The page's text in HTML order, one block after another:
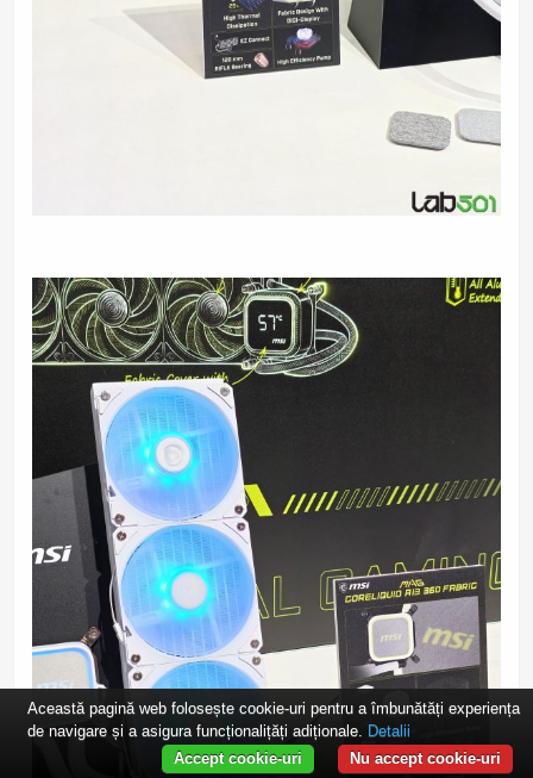
Această pagină web folosește cookie-uri pentru a îmbunătăți experiența
de navigare și a asigura funcționalițăți adiționale. Detalii
Nu accept cookie-uri
Accept cookie-uri